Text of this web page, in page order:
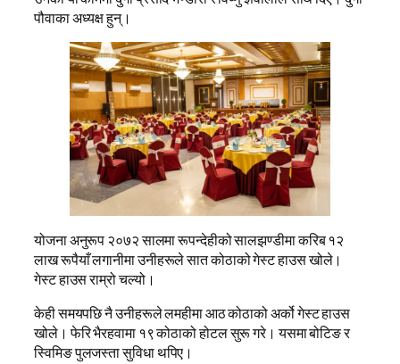
पौवाका अध्यक्ष हुन्।
योजना अनुरूप २०७२ सालमा रूपन्देहीको सालझण्डीमा करिब १२
लाख रूपैयाँ लगानीमा उनीहरूले सात कोठाको गेस्ट हाउस खोले।
गेस्ट हाउस राम्रो चल्यो।
केही समयपछि नै उनीहरूले लमहीमा आठ कोठाको अर्को गेस्ट हाउस
खोले। फेरि भैरहवामा १९ कोठाको होटल सुरू गरे। यसमा बोटिङ र
स्विमिङ पुलजस्ता सुविधा थपिए।